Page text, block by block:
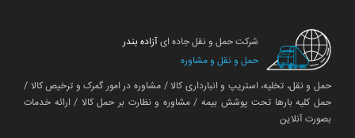
شرکت حمل و نقل جاده ایآزاده بندر
حمل و نقل و مشاوره
حمل و نقل، تخلیه، استریپ و انبارداری کالا / مشاوره در امور گمرک و ترخیص کالا /
حمل کلیه بارها تحت پوشش بیمه / مشاوره و نظارت بر حمل کالا / ارائه خدمات
بصورت آنلاین